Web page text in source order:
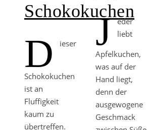
Schokokuchen
D ieser
Schokokuchen
ist an
Fluffigkeit
kaum zu
übertreffen.
J eder
liebt
Apfelkuchen,
was auf der
Hand liegt,
denn der
ausgewogene
Geschmack